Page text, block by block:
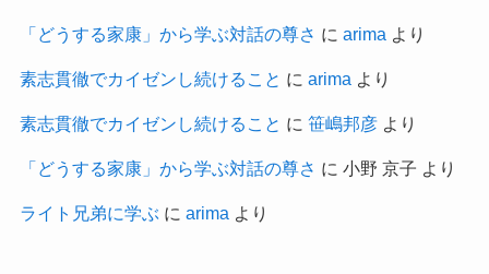
「どうする家康」から学ぶ対話の尊さ に arima より
素志貫徹でカイゼンし続けること に arima より
素志貫徹でカイゼンし続けること に 笹嶋邦彦より
「どうする家康」から学ぶ対話の尊さ に 小野 京子 より
ライト兄弟に学ぶ に arima より